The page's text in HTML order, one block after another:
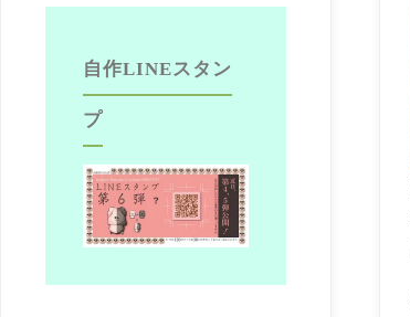
自作LINEスタン
プ